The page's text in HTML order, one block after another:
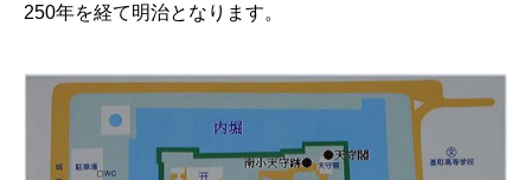
250年を経て明治となります。